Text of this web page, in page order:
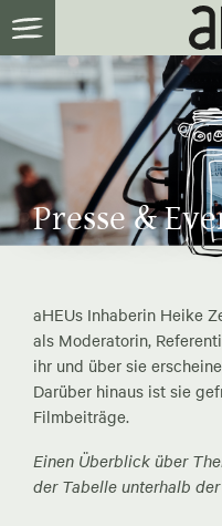
Presse &
aHEUs Inhaberin Heike
als Moderatorin,
ihr und über sie
Darüber hinaus ist sie
Filmbeiträge.
Einen Überblick über
der Tabelle unterhalb